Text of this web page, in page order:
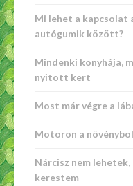
Mi lehet a kapcsolat
autógumik között?
Mindenki konyhája,
nyitott kert
Most már végre a
Motoron a
Nárcisz nem
kerestem